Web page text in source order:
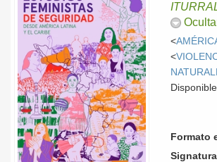
<
<
Formato